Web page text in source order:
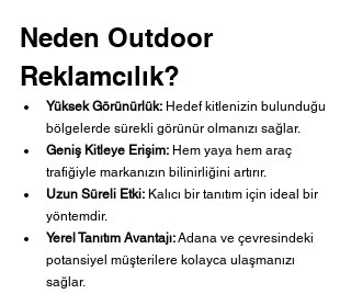
Neden Outdoor
Reklamcılık?
Yüksek Görünürlük: Hedef kitlenizin bulunduğu
bölgelerde sürekli görünür olmanızı sağlar.
Geniş Kitleye Erişim: Hem yaya hem araç
trafiğiyle markanızın bilinirliğini artırır.
Uzun Süreli Etki: Kalıcı bir tanıtım için ideal bir
yöntemdir.
Yerel Tanıtım Avantajı: Adana ve çevresindeki
potansiyel müşterilere kolayca ulaşmanızı
sağlar.